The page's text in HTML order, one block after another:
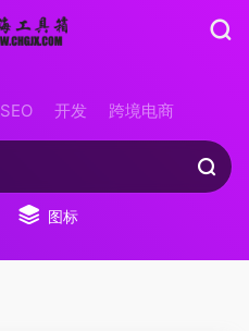
SEO 开发 跨境电商
图标